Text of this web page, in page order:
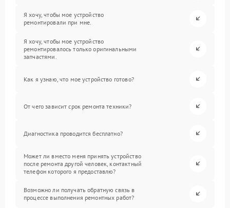
Я хочу, чтобы мое устройство
ремонтировали при мне.
Я хочу, чтобы мое устройство
ремонтировалось только оригинальными
запчастями.
Как я узнаю, что мое устройство готово?
От чего зависит срок ремонта техники?
Диагностика проводится бесплатно?
Может ли вместо меня принять устройство
после ремонта другой человек, контактный
телефон которого я предоставлю?
Возможно ли получать обратную связь в
процессе выполнения ремонтных работ?